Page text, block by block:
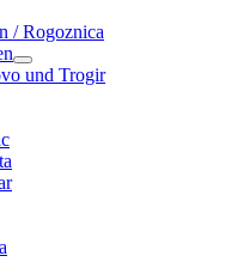
/ Rogoznica
und Trogir